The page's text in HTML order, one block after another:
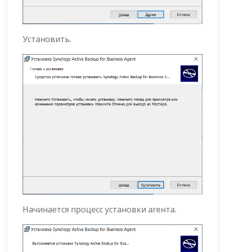
Установить.
Начинается процесс установки агента.